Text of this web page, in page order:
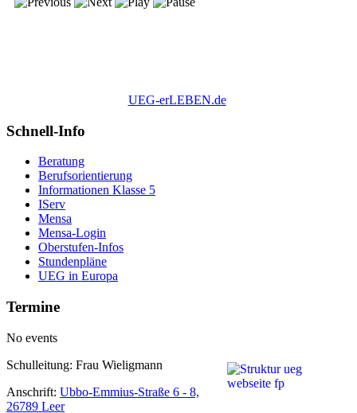
UEG-erLEBEN.de
Schnell-Info
Beratung
Berufsorientierung
Informationen Klasse 5
IServ
Mensa
Mensa-Login
Oberstufen-Infos
Stundenpläne
UEG in Europa
Termine
No events
Schulleitung: Frau Wieligmann
Anschrift: Ubbo-Emmius-Straße 6 - 8,
26789 Leer